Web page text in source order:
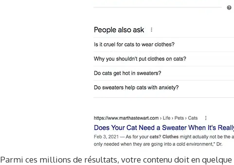
Parmi ces millions de résultats, votre contenu doit en